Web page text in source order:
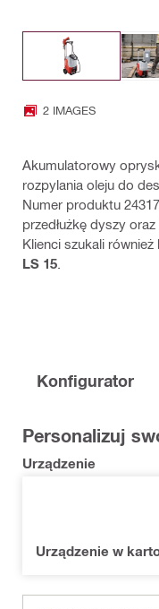
2 IMAGES
Akumulatorowy
rozpylania oleju do
Numer produktu
przedłużkę dyszy
Klienci szukali również
LS 15
Konfigurator
Personalizuj
Urządzenie
Urządzenie w